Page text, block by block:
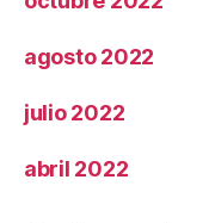
agosto 2022
julio 2022
abril 2022